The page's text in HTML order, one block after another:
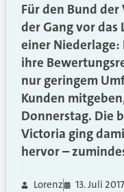
Für den Bund
der Gang vor
einer Niederlage:
ihre
nur geringem
Kunden
Donnerstag. Die
Victoria ging
hervor –
Lorenz 13. Juli 2017